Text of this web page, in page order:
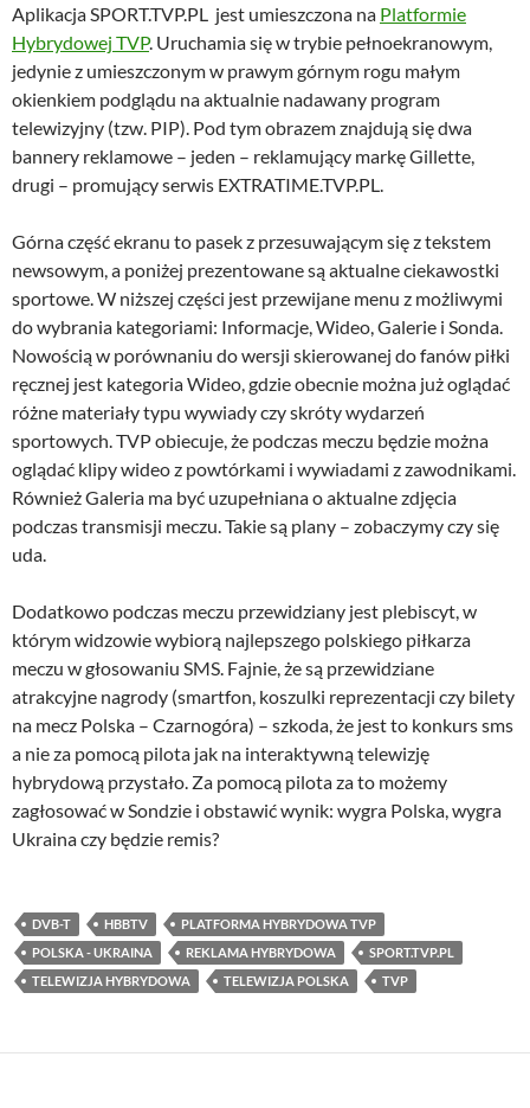
Aplikacja SPORT.TVP.PL jest umieszczona na Platformie
Hybrydowej TVP. Uruchamia się w trybie pełnoekranowym,
jedynie z umieszczonym w prawym górnym rogu małym
okienkiem podglądu na aktualnie nadawany program
telewizyjny (tzw. PIP). Pod tym obrazem znajdują się dwa
bannery reklamowe – jeden – reklamujący markę Gillette,
drugi – promujący serwis EXTRATIME.TVP.PL.
Górna część ekranu to pasek z przesuwającym się z tekstem
newsowym, a poniżej prezentowane są aktualne ciekawostki
sportowe. W niższej części jest przewijane menu z możliwymi
do wybrania kategoriami: Informacje, Wideo, Galerie i Sonda.
Nowością w porównaniu do wersji skierowanej do fanów piłki
ręcznej jest kategoria Wideo, gdzie obecnie można już oglądać
różne materiały typu wywiady czy skróty wydarzeń
sportowych. TVP obiecuje, że podczas meczu będzie można
oglądać klipy wideo z powtórkami i wywiadami z zawodnikami.
Również Galeria ma być uzupełniana o aktualne zdjęcia
podczas transmisji meczu. Takie są plany – zobaczymy czy się
uda.
Dodatkowo podczas meczu przewidziany jest plebiscyt, w
którym widzowie wybiorą najlepszego polskiego piłkarza
meczu w głosowaniu SMS. Fajnie, że są przewidziane
atrakcyjne nagrody (smartfon, koszulki reprezentacji czy bilety
na mecz Polska – Czarnogóra) – szkoda, że jest to konkurs sms
a nie za pomocą pilota jak na interaktywną telewizję
hybrydową przystało. Za pomocą pilota za to możemy
zagłosować w Sondzie i obstawić wynik: wygra Polska, wygra
Ukraina czy będzie remis?
DVB-T HBBTV
PLATFORMA HYBRYDOWA TVP
POLSKA - UKRAINA
REKLAMA HYBRYDOWA
SPORT.TVP.PL
TELEWIZJA HYBRYDOWA
TELEWIZJA POLSKA TVP